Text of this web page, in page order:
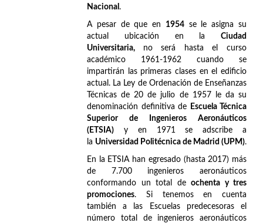
Nacional .
A pesar de que en 1954se le asigna su
actual ubicación en la Ciudad
Universitaria, no será hasta el curso
académico 1961-1962 cuando se
impartirán las primeras clases en el edificio
actual. La Ley de Ordenación de Enseñanzas
Técnicas de 20 de julio de 1957 le da su
denominación definitiva de
Escuela Técnica
Superior de Ingenieros Aeronáuticos
(ETSIA) y en 1971 se adscribe a
la Universidad Politécnica de Madrid (UPM).
En la ETSIA han egresado (hasta 2017) más
de 7.700 ingenieros aeronáuticos
conformando un total de ochenta y tres
promociones. Si tenemos en cuenta
también a las Escuelas predecesoras el
número total de ingenieros aeronáuticos